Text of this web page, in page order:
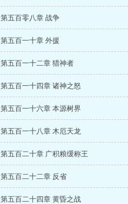
第五百零八章 战争
第五百一十章 外援
第五百一十二章 猎神者
第五百一十四章 诸神之怒
第五百一十六章 本源树界
第五百一十八章 木厄天龙
第五百二十章 广积粮缓称王
第五百二十二章 反省
第五百二十四章 黄昏之战